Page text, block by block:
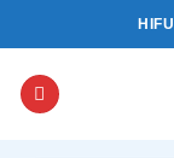
qua
dung